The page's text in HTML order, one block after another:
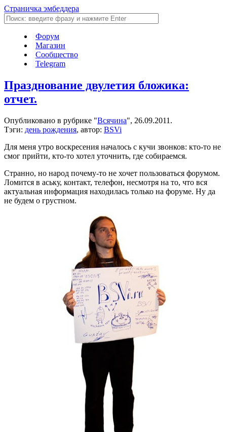
Страничка эмбеддера
Форум
Магазин
Сообщество
Telegram
Празднование двулетия бложика:
отчет.
Опубликовано в рубрике "Всячина", 26.09.2011.
Тэги: день рождения, автор: BSVi
Для меня утро воскресения началось с кучи звонков: кто-то не
смог прийти, кто-то хотел уточнить, где собираемся.
Странно, но народ почему-то не хочет пользоваться форумом.
Ломится в аську, контакт, телефон, несмотря на то, что вся
актуальная информация находилась только на форуме. Ну да
не будем о грустном.